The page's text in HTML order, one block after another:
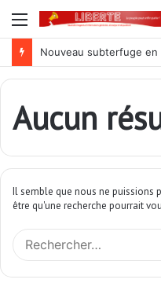
Menu
Aucun
Il semble que nous ne puissions
être qu'une recherche pourrait